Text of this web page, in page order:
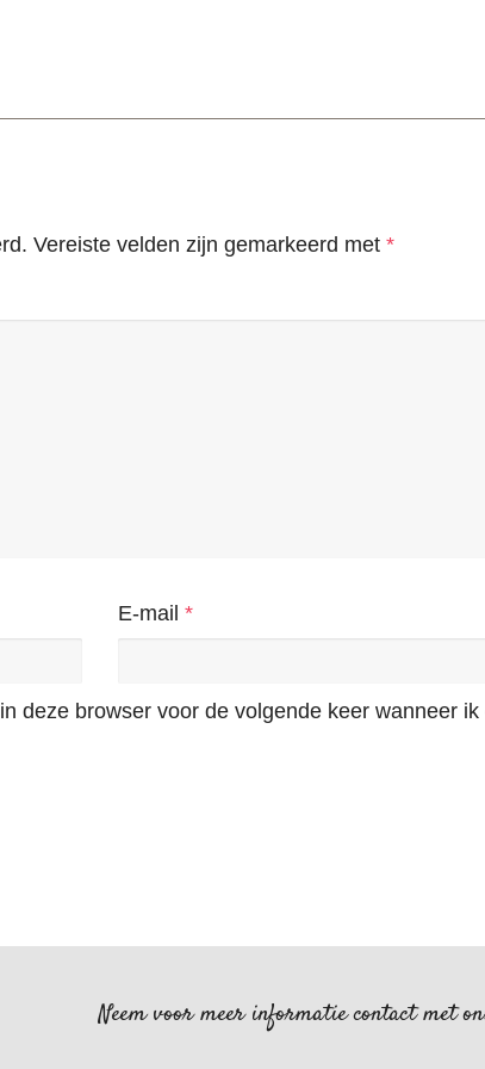
Vereiste velden zijn gemarkeerd met *
E-mail *
deze browser voor de volgende keer wanneer
Neem voor meer informatie contact met